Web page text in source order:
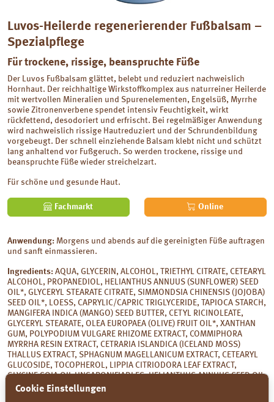
Luvos-Heilerde regenerierender Fußbalsam –
Spezialpﬂege
Für trockene, rissige, beanspruchte Füße
Der Luvos Fußbalsam glättet, belebt und reduziert nachweislich
Hornhaut. Der reichhaltige Wirkstoffkomplex aus naturreiner Heilerde
mit wertvollen Mineralien und Spurenelementen, Engelsüß, Myrrhe
sowie Zitronenverbene spendet intensiv Feuchtigkeit, wirkt
rückfettend, desodoriert und erfrischt. Bei regelmäßiger Anwendung
wird nachweislich rissige Hautreduziert und der Schrundenbildung
vorgebeugt. Der schnell einziehende Balsam klebt nicht und schützt
lang anhaltend vor Fußgeruch. So werden trockene, rissige und
beanspruchte Füße wieder streichelzart.
Für schöne und gesunde Haut.
Fachmarkt Online
Anwendung: Morgens und abends auf die gereinigten Füße auftragen
und sanft einmassieren.
Ingredients: AQUA, GLYCERIN, ALCOHOL, TRIETHYL CITRATE, CETEARYL
ALCOHOL, PROPANEDIOL, HELIANTHUS ANNUUS (SUNFLOWER) SEED
OIL*, GLYCERYL STEARATE CITRATE, SIMMONDSIA CHINENSIS (JOJOBA)
SEED OIL*, LOESS, CAPRYLIC/CAPRIC TRIGLYCERIDE, TAPIOCA STARCH,
MANGIFERA INDICA (MANGO) SEED BUTTER, CETYL RICINOLEATE,
GLYCERYL STEARATE, OLEA EUROPAEA (OLIVE) FRUIT OIL*, XANTHAN
GUM, POLYPODIUM VULGARE RHIZOME EXTRACT, COMMIPHORA
MYRRHA RESIN EXTRACT, CETRARIA ISLANDICA (ICELAND MOSS)
THALLUS EXTRACT, SPHAGNUM MAGELLANICUM EXTRACT, CETEARYL
GLUCOSIDE, TOCOPHEROL, LIPPIA CITRIODORA LEAF EXTRACT,
GLYCINE SOJA OIL UNSAPONIFIABLES, HELIANTHUS ANNUUS SEED OIL
UNSAPONIFIABLES, SODIUM HYDROXIDE, CITRIC ACID, LEVULINIC
Cookie Einstellungen